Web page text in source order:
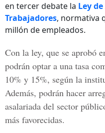
en tercer debate la Ley
Trabajadores, normativa
millón de empleados.
Con la ley, que se aprobó
podrán optar a una tasa
10% y 15%, según la
Además, podrán hacer
asalariada del sector
más favorecidas.